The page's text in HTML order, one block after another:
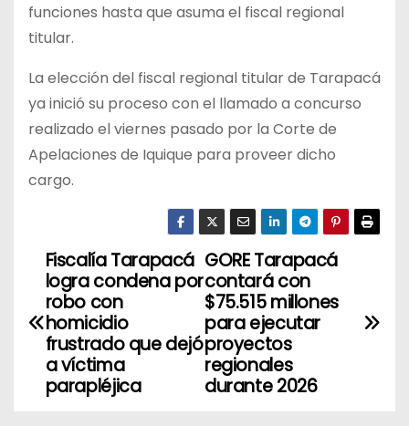
funciones hasta que asuma el fiscal regional
titular.
La elección del fiscal regional titular de Tarapacá
ya inició su proceso con el llamado a concurso
realizado el viernes pasado por la Corte de
Apelaciones de Iquique para proveer dicho
cargo.
N
a
GORE Tarapacá
contará con
$75.515 millones
para ejecutar
proyectos
regionales
durante 2026
Fiscalía Tarapacá
logra condena por
robo con
homicidio
frustrado que dejó
a víctima
parapléjica